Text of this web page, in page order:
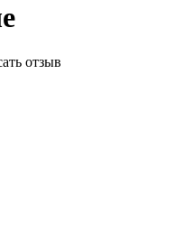
отзыв